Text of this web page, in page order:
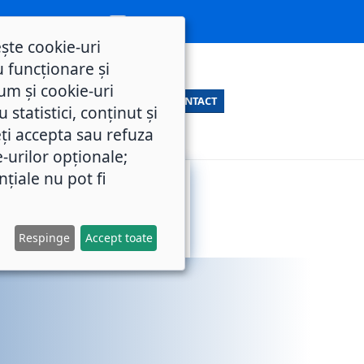
CONTACT
cookie-uri
funcționare și
și cookie-uri
statistici, conținut și
accepta sau refuza
urilor opționale;
nu pot fi
Respinge Accept toate